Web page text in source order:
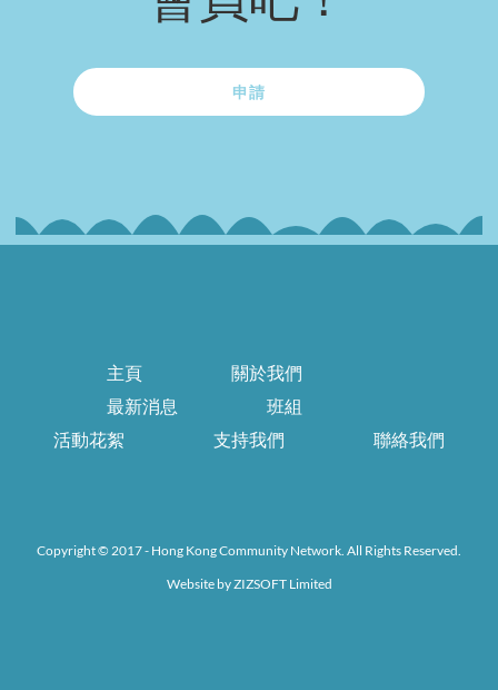
申請
主頁
關於我們
最新消息
班組
活動花絮
支持我們 聯絡我們
Copyright © 2017 - Hong Kong Community Network. All Rights Reserved.
Website byZIZSOFT Limited